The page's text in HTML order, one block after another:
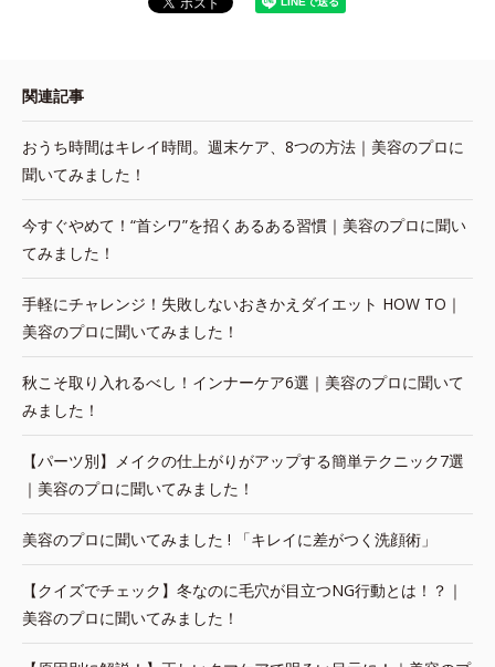
関連記事
おうち時間はキレイ時間。週末ケア、8つの方法｜美容のプロに
聞いてみました！
今すぐやめて！“首シワ”を招くあるある習慣｜美容のプロに聞い
てみました！
手軽にチャレンジ！失敗しないおきかえダイエット HOW TO｜
美容のプロに聞いてみました！
秋こそ取り入れるべし！インナーケア6選｜美容のプロに聞いて
みました！
【パーツ別】メイクの仕上がりがアップする簡単テクニック7選
｜美容のプロに聞いてみました！
美容のプロに聞いてみました ! 「キレイに差がつく洗顔術」
【クイズでチェック】冬なのに毛穴が目立つNG行動とは！？｜
美容のプロに聞いてみました！